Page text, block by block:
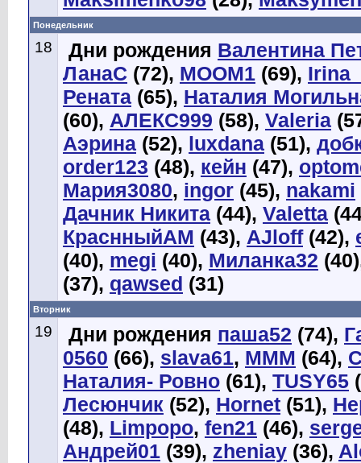
Понедельник
18 Дни рождения Валентина
ЛанаС (72), MOOM1 (69),
Рената (65), Наталия
(60), АЛЕКС999 (58), Valeria
Аэрина (52), luxdana (51),
order123 (48), кейн (47),
Мария3080, ingor (45), nakami
Дачник Никита (44), Valetta
КраснныйАМ (43), AJloff(42),
(40), megi (40), Миланка32
(37), qawsed (31)
Вторник
19 Дни рождения паша52 (74),
0560 (66), slava61, МММ (64),
Наталия- Ровно (61), TUSY65
Лесюнчик (52), Hornet (51),
(48), Limpopo, fen21 (46),
Андрей01 (39), zheniay (36),